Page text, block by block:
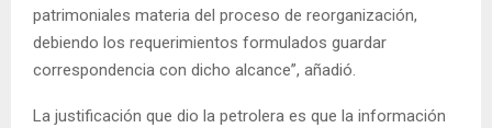
patrimoniales materia del proceso de reorganización,
debiendo los requerimientos formulados guardar
correspondencia con dicho alcance”, añadió.
La justificación que dio la petrolera es que la información